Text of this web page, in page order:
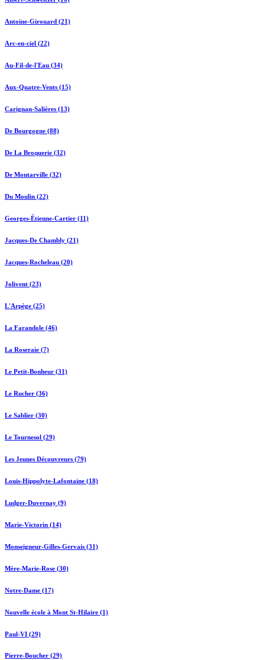
Antoine-Girouard (21)
Arc-en-ciel (22)
Au-Fil-de-l'Eau (34)
Aux-Quatre-Vents (15)
Carignan-Salières (13)
De Bourgogne (88)
De La Broquerie (32)
De Montarville (32)
Du Moulin (22)
Georges-Étienne-Cartier (11)
Jacques-De Chambly (21)
Jacques-Rocheleau (20)
Jolivent (23)
L'Arpège (25)
La Farandole (46)
La Roseraie (7)
Le Petit-Bonheur (31)
Le Rucher (36)
Le Sablier (30)
Le Tournesol (29)
Les Jeunes Découvreurs (79)
Louis-Hippolyte-Lafontaine (18)
Ludger-Duvernay (9)
Marie-Victorin (14)
Monseigneur-Gilles-Gervais (31)
Mère-Marie-Rose (30)
Notre-Dame (17)
Nouvelle école à Mont St-Hilaire (1)
Paul-VI (29)
Pierre-Boucher (29)